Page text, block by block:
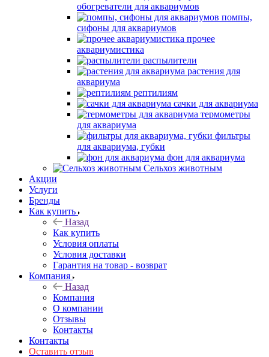
обогреватели для аквариумов
помпы,
сифоны для аквариумов
прочее
аквариумистика
распылители
растения для
аквариума
рептилиям
сачки для аквариума
термометры
для аквариума
фильтры
для аквариума, губки
фон для аквариума
Сельхоз животным
Акции
Услуги
Бренды
Как купить
Назад
Как купить
Условия оплаты
Условия доставки
Гарантия на товар - возврат
Компания
Назад
Компания
О компании
Отзывы
Контакты
Контакты
Оставить отзыв